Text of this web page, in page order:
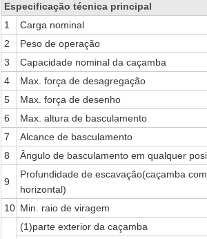
Especificação técnica principal
1
Carga nominal
2
Peso de operação
3
Capacidade nominal da caçamba
4 Max. força de desagregação
5
Max. força de desenho
6
Max. altura de basculamento
7
Alcance de basculamento
8
Ângulo de basculamento em qualquer
9
Profundidade de escavação(caçamba
horizontal)
10 Min. raio de viragem
(1)parte exterior da caçamba